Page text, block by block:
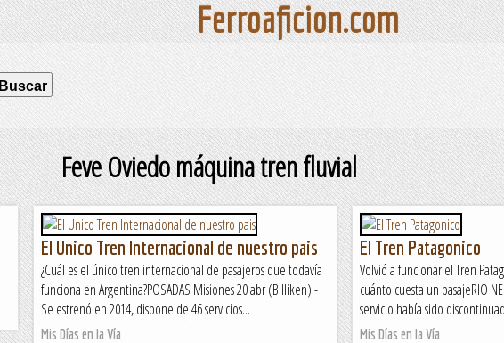
Ferroaficion.com
Buscar
Feve Oviedo máquina tren fluvial
El Unico Tren Internacional de nuestro pais
¿Cuál es el único tren internacional de pasajeros que todavía
funciona en Argentina?POSADAS Misiones 20 abr (Billiken).-
Se estrenó en 2014, dispone de 46 servicios...
Mis Días en la Vía
El Tren Patagonico
Volvió a funcionar el Tren
cuánto cuesta un pasajeRIO
servicio había sido
Mis Días en la Vía